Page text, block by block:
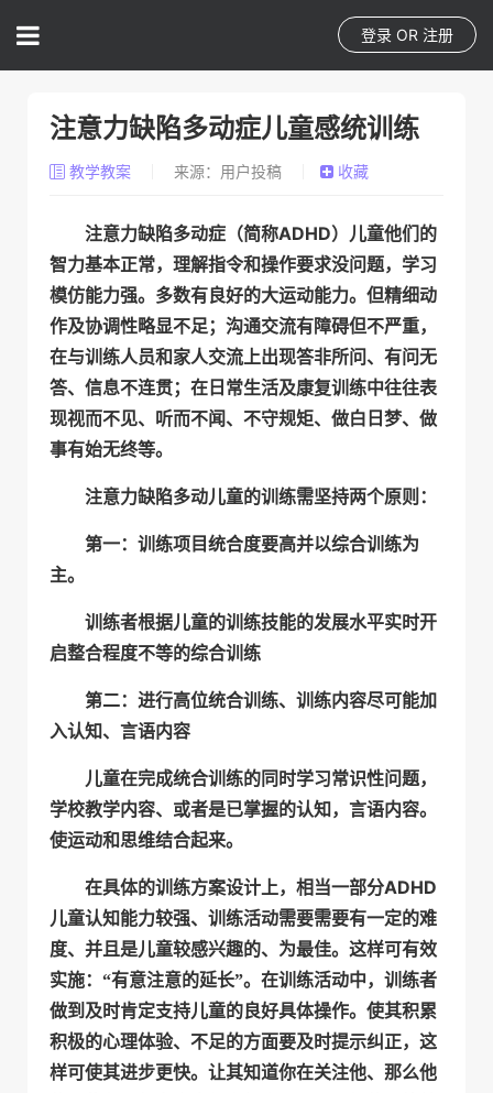
登录 OR 注册
注意力缺陷多动症儿童感统训练
教学教案 来源：用户投稿 收藏
注意力缺陷多动症（简称ADHD）儿童他们的
智力基本正常，理解指令和操作要求没问题，学习
模仿能力强。多数有良好的大运动能力。但精细动
作及协调性略显不足；沟通交流有障碍但不严重，
在与训练人员和家人交流上出现答非所问、有问无
答、信息不连贯；在日常生活及康复训练中往往表
现视而不见、听而不闻、不守规矩、做白日梦、做
事有始无终等。
注意力缺陷多动儿童的训练需坚持两个原则：
第一：训练项目统合度要高并以综合训练为
主。
训练者根据儿童的训练技能的发展水平实时开
启整合程度不等的综合训练
第二：进行高位统合训练、训练内容尽可能加
入认知、言语内容
儿童在完成统合训练的同时学习常识性问题，
学校教学内容、或者是已掌握的认知，言语内容。
使运动和思维结合起来。
在具体的训练方案设计上，相当一部分ADHD
儿童认知能力较强、训练活动需要需要有一定的难
度、并且是儿童较感兴趣的、为最佳。这样可有效
实施：“有意注意的延长”。在训练活动中，训练者
做到及时肯定支持儿童的良好具体操作。使其积累
积极的心理体验、不足的方面要及时提示纠正，这
样可使其进步更快。让其知道你在关注他、那么他